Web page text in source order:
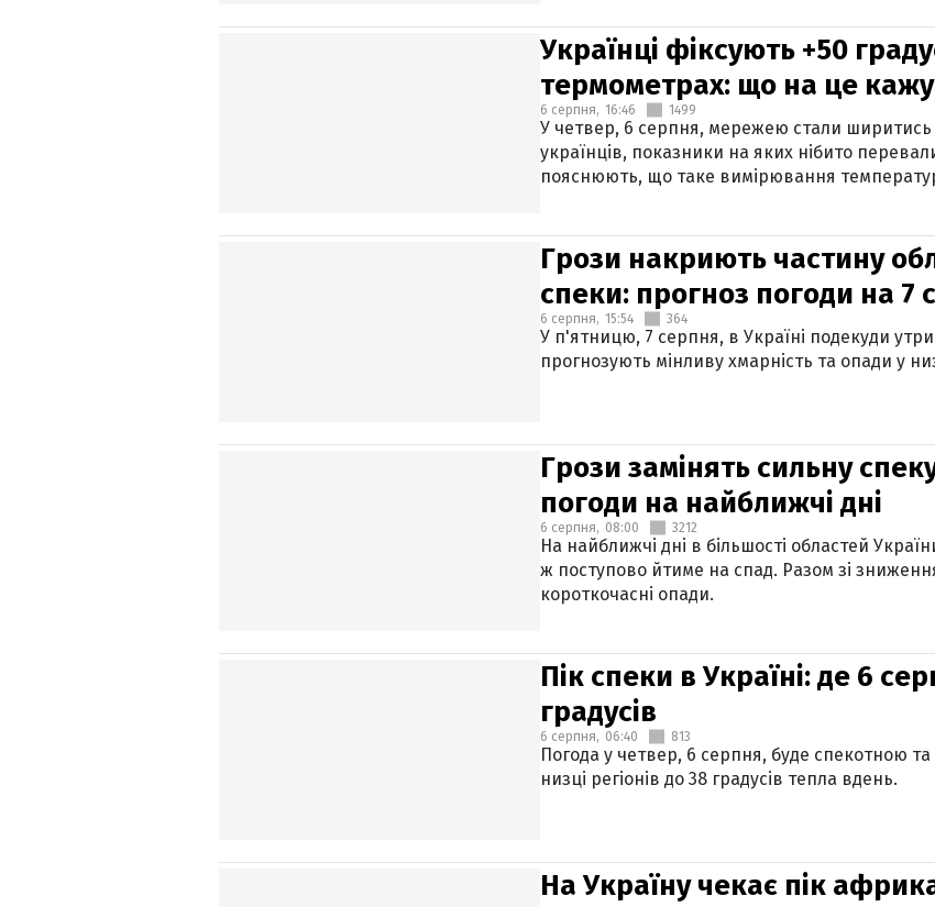
Українці фіксують +50
термометрах: що на це
6 серпня, 16:46 1499
У четвер, 6 серпня, мережею стали
українців, показники на яких нібито
пояснюють, що таке вимірювання
Грози накриють частину
спеки: прогноз погоди на 7
6 серпня, 15:54 364
У п'ятницю, 7 серпня, в Україні подекуди
прогнозують мінливу хмарність та опади у
Грози замінять сильну
погоди на найближчі дні
6 серпня, 08:00 3212
На найближчі дні в більшості областей
ж поступово йтиме на спад. Разом зі
короткочасні опади.
Пік спеки в Україні: де 6
градусів
6 серпня, 06:40 813
Погода у четвер, 6 серпня, буде спекотною
низці регіонів до 38 градусів тепла вдень.
На Україну чекає пік